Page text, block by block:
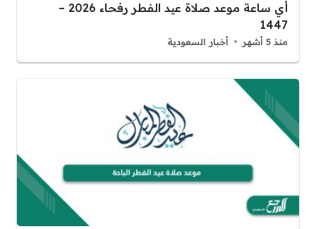
أي ساعة موعد صلاة عيد الفطر رفحاء 2026 –
1447
منذ 5 أشهر أخبار السعودية